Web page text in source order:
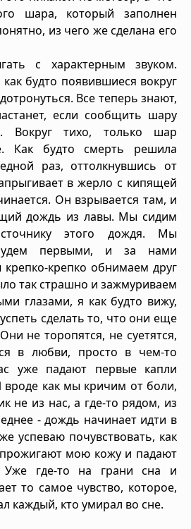
шара, который заполнен
из чего же сделана его
с характерным звуком.
будто появившиеся вокруг
Все теперь знают,
если сообщить шару
Вокруг тихо, только шар
Как будто смерть решила
раз, оттолкнувшись от
в жерло с кипящей
Он взрывается там, и
дождь из лавы. Мы сидим
этого дождя. Мы
первыми, и за нами
крепко обнимаем друг
так страшно и зажмуриваем
глазами, я как будто вижу,
сделать то, что они еще
не торопятся, не суетятся,
в любви, просто в чем-то
уже падают первые капли
вроде как мы кричим от боли,
не из нас, а где-то рядом, из
- дождь начинает идти в
успеваю почувствовать, как
мою кожу и падают
Уже где-то на грани сна и
то самое чувство, которое,
каждый, кто умирал во сне.